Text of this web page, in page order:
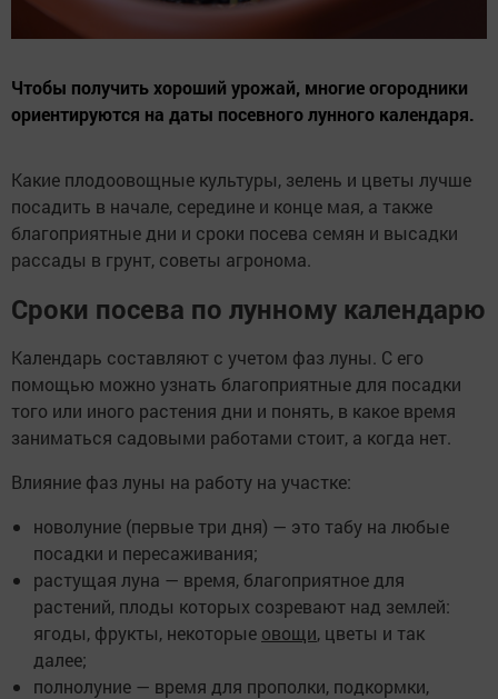
Чтобы получить хороший урожай, многие огородники
ориентируются на даты посевного лунного календаря.
Какие плодоовощные культуры, зелень и цветы лучше
посадить в начале, середине и конце мая, а также
благоприятные дни и сроки посева семян и высадки
рассады в грунт, советы агронома.
Сроки посева по лунному календарю
Календарь составляют с учетом фаз луны. С его
помощью можно узнать благоприятные для посадки
того или иного растения дни и понять, в какое время
заниматься садовыми работами стоит, а когда нет.
Влияние фаз луны на работу на участке:
новолуние (первые три дня) — это табу на любые
посадки и пересаживания;
растущая луна — время, благоприятное для
растений, плоды которых созревают над землей:
ягоды, фрукты, некоторые овощи, цветы и так
далее;
полнолуние — время для прополки, подкормки,